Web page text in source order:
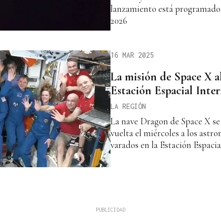
lanzamiento está
2026
16 MAR 2025
La misión de Space X
Estación Espacial
LA REGIÓN
La nave Dragon de Space X
vuelta el miércoles a los
varados en la Estación